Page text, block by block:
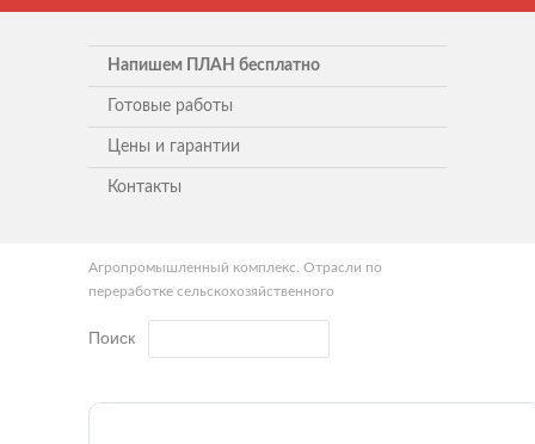
Напишем ПЛАН бесплатно
Готовые работы
Цены и гарантии
Контакты
Агропромышленный комплекс. Отрасли по
переработке сельскохозяйственного
Поиск